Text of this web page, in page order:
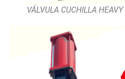
VÁLVULA CUCHILLA